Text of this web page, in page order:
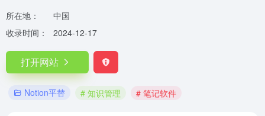
所在地：
中国
收录时间：
2024-12-17
打开网站
Notion平替 # 知识管理 # 笔记软件